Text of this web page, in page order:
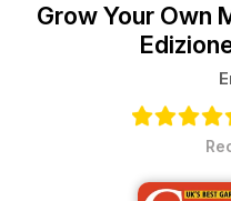
Grow Your Own